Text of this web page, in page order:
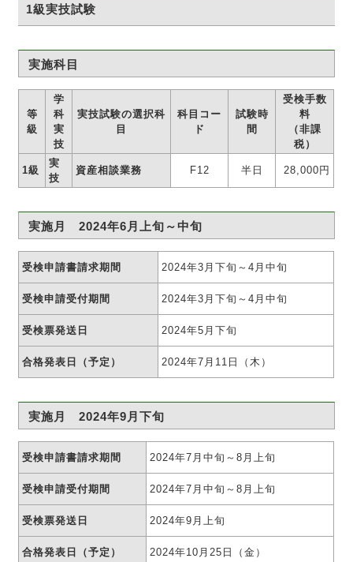
1級実技試験
実施科目
等
級
学
科
実
技
実技試験の選択科
目
科目コー
ド
試験時
間
受検手数
料
（非課
税）
1級
実
技
資産相談業務 F12 半日 28,000円
実施月 2024年6月上旬～中旬
受検申請書請求期間 2024年3月下旬～4月中旬
受検申請受付期間 2024年3月下旬～4月中旬
受検票発送日 2024年5月下旬
合格発表日（予定） 2024年7月11日（木）
実施月 2024年9月下旬
受検申請書請求期間 2024年7月中旬～8月上旬
受検申請受付期間 2024年7月中旬～8月上旬
受検票発送日 2024年9月上旬
合格発表日（予定） 2024年10月25日（金）